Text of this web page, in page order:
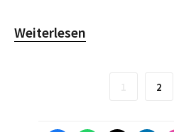
Weiterlesen
2